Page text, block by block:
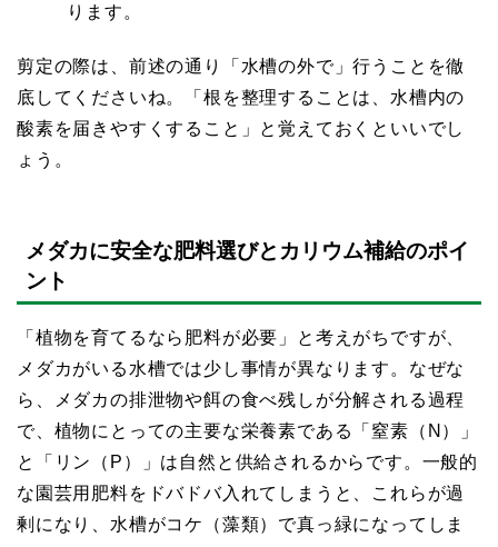
ります。
剪定の際は、前述の通り「水槽の外で」行うことを徹
底してくださいね。
「根を整理することは、水槽内の
酸素を届きやすくすること」 と覚えておくといいでし
ょう。
メダカに安全な肥料選びとカリウム補給のポイ
ント
「植物を育てるなら肥料が必要」と考えがちですが、
メダカがいる水槽では少し事情が異なります。なぜな
ら、メダカの排泄物や餌の食べ残しが分解される過程
で、植物にとっての主要な栄養素である「窒素（N）」
と「リン（P）」は自然と供給されるからです。一般的
な園芸用肥料をドバドバ入れてしまうと、これらが過
剰になり、水槽がコケ（藻類）で真っ緑になってしま